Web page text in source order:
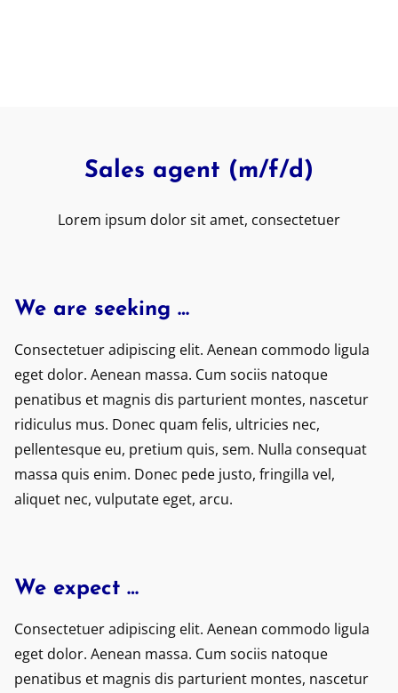
Sales agent (m/f/d)
Lorem ipsum dolor sit amet, consectetuer
We are seeking …
Consectetuer adipiscing elit. Aenean commodo ligula
eget dolor. Aenean massa. Cum sociis natoque
penatibus et magnis dis parturient montes, nascetur
ridiculus mus. Donec quam felis, ultricies nec,
pellentesque eu, pretium quis, sem. Nulla consequat
massa quis enim. Donec pede justo, fringilla vel,
aliquet nec, vulputate eget, arcu.
We expect …
Consectetuer adipiscing elit. Aenean commodo ligula
eget dolor. Aenean massa. Cum sociis natoque
penatibus et magnis dis parturient montes, nascetur